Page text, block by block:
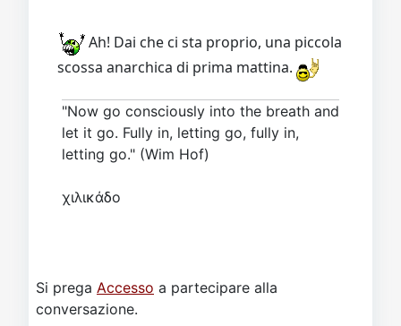
Ah! Dai che ci sta proprio, una piccola
scossa anarchica di prima mattina.
"Now go consciously into the breath and
let it go. Fully in, letting go, fully in,
letting go." (Wim Hof)
χιλικάδο
Si prega Accesso a partecipare alla
conversazione.